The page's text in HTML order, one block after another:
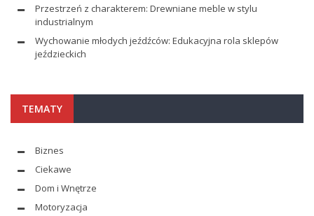
Przestrzeń z charakterem: Drewniane meble w stylu
industrialnym
Wychowanie młodych jeźdźców: Edukacyjna rola sklepów
jeździeckich
TEMATY
Biznes
Ciekawe
Dom i Wnętrze
Motoryzacja